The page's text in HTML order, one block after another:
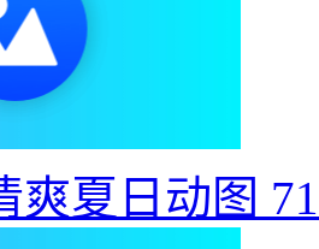
爽夏日动图